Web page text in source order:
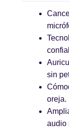
sin
oreja.
audio